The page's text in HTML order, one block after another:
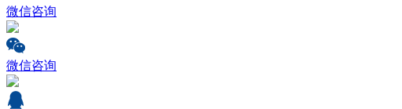
微信咨询
微信咨询